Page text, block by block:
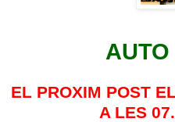
AUTO
EL PROXIM POST
A LES